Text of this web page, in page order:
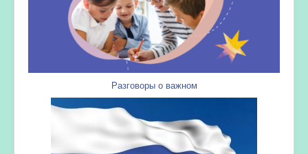
Разговоры о важном